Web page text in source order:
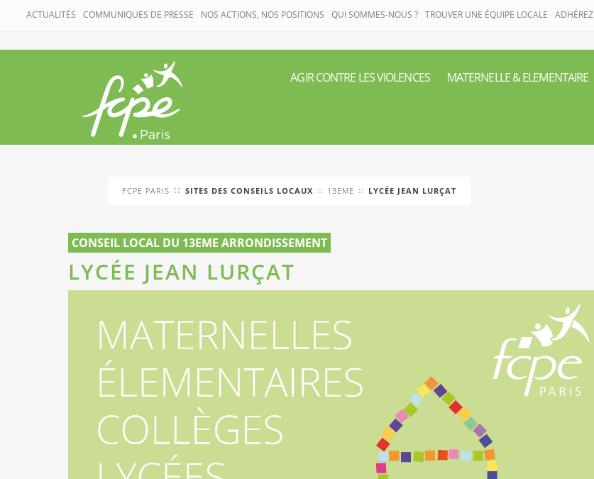
ACTUALITÉS COMMUNIQUES DE PRESSE NOS ACTIONS, NOS POSITIONS QUI SOMMES-NOUS ? TROUVER UNE ÉQUIPE LOCALE ADHÉREZ
AGIR CONTRE LES VIOLENCES MATERNELLE & ELEMENTAIRE
FCPE PARIS SITES DES CONSEILS LOCAUX 13EME LYCÉE JEAN LURÇAT
CONSEIL LOCAL DU 13EME ARRONDISSEMENT
LYCÉE JEAN LURÇAT